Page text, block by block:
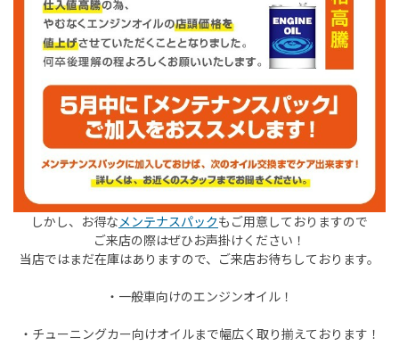
しかし、お得な メンテナスパックもご用意しておりますので
ご来店の際はぜひお声掛けください！
当店ではまだ在庫はありますので、ご来店お待ちしております。
・一般車向けのエンジンオイル！
・チューニングカー向けオイルまで幅広く取り揃えております！